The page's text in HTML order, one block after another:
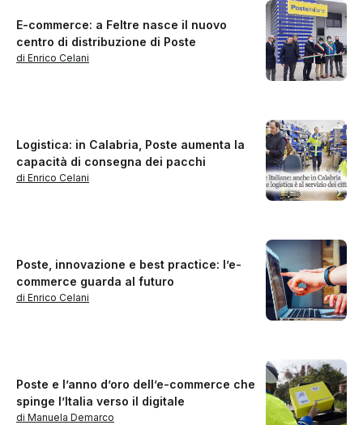
E-commerce: a Feltre nasce il nuovo
centro di distribuzione di Poste
di Enrico Celani
Logistica: in Calabria, Poste aumenta la
capacità di consegna dei pacchi
di Enrico Celani
Poste, innovazione e best practice: l’e-
commerce guarda al futuro
di Enrico Celani
Poste e l’anno d’oro dell’e-commerce che
spinge l’Italia verso il digitale
di Manuela Demarco